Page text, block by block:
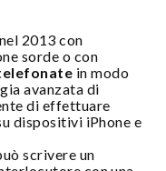
2013 con
sorde o con
in modo
avanzata di
di effettuare
dispositivi iPhone e
scrivere un